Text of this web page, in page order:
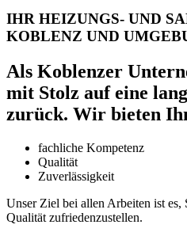
IHR HEIZUNGS- UND
KOBLENZ UND
Als Koblenzer
mit Stolz auf eine
zurück. Wir bieten
fachliche Kompetenz
Qualität
Zuverlässigkeit
Unser Ziel bei allen Arbeiten ist es,
Qualität zufriedenzustellen.